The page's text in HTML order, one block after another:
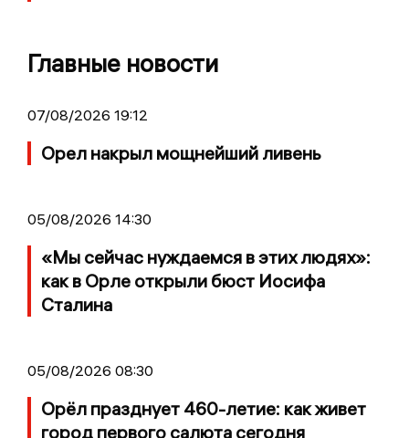
Главные новости
07/08/2026 19:12
Орел накрыл мощнейший ливень
05/08/2026 14:30
«Мы сейчас нуждаемся в этих людях»:
как в Орле открыли бюст Иосифа
Сталина
05/08/2026 08:30
Орёл празднует 460-летие: как живет
город первого салюта сегодня